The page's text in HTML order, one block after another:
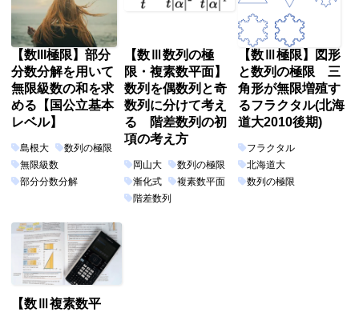
【数III極限】部分
分数分解を用いて
無限級数の和を求
める【国公立基本
レベル】
島根大
数列の極限
無限級数
部分分数分解
【数Ⅲ数列の極
限・複素数平面】
数列を偶数列と奇
数列に分けて考え
る 階差数列の初
項の考え方
岡山大
数列の極限
漸化式
複素数平面
階差数列
【数Ⅲ極限】図形
と数列の極限 三
角形が無限増殖す
るフラクタル(北海
道大2010後期)
フラクタル
北海道大
数列の極限
【数Ⅲ複素数平